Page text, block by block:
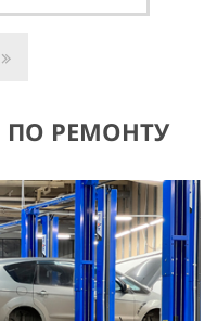
ПО РЕМОНТУ